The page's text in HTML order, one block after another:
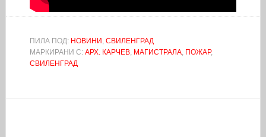
ПИЛА ПОД: НОВИНИ , СВИЛЕНГРАД
МАРКИРАНИ С: АРХ. КАРЧЕВ, МАГИСТРАЛА, ПОЖАР,
СВИЛЕНГРАД